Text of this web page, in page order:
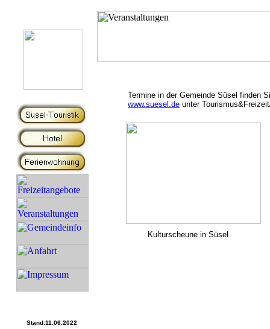
Stand:11.06.2022
Termine in der Gemeinde Süsel finden
www.suesel.de unter
Kulturscheune in Süsel